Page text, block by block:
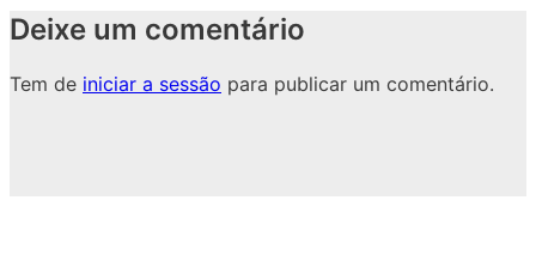
Deixe um comentário
Tem de iniciar a sessão para publicar um comentário.